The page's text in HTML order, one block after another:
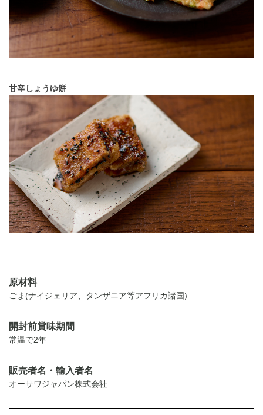
甘辛しょうゆ餅
原材料
ごま(ナイジェリア、タンザニア等アフリカ諸国)
開封前賞味期間
常温で2年
販売者名・輸入者名
オーサワジャパン株式会社